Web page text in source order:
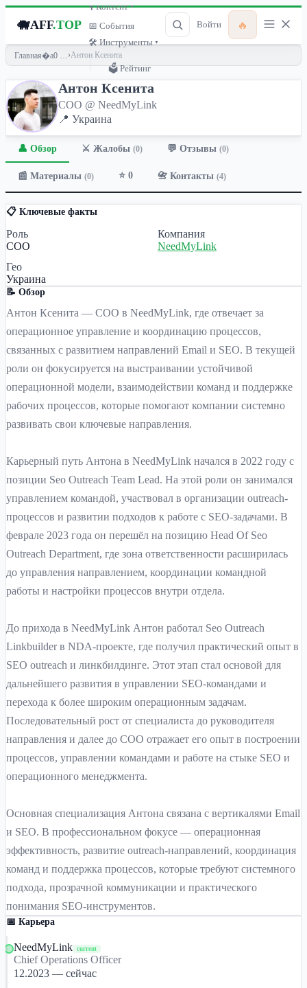
🐗AFF.TOP
🎙 Контент ▾
📅 События
🛠 Инструменты ▾
🗳 Рейтинг
Войти 🔥
Главная ›Антон Ксенита
Антон Ксенита
COO @ NeedMyLink
📍 Украина
👤 Обзор ⚔️ Жалобы (0) 💬 Отзывы (0)
📰 Материалы (0) ⭐ 0 📇 Контакты (4)
📋 Ключевые факты
Роль
COO
Компания
NeedMyLink
Гео
Украина
📝 Обзор
Антон Ксенита — COO в NeedMyLink, где отвечает за
операционное управление и координацию процессов,
связанных с развитием направлений Email и SEO. В текущей
роли он фокусируется на выстраивании устойчивой
операционной модели, взаимодействии команд и поддержке
рабочих процессов, которые помогают компании системно
развивать свои ключевые направления.
Карьерный путь Антона в NeedMyLink начался в 2022 году с
позиции Seo Outreach Team Lead. На этой роли он занимался
управлением командой, участвовал в организации outreach-
процессов и развитии подходов к работе с SEO-задачами. В
феврале 2023 года он перешёл на позицию Head Of Seo
Outreach Department, где зона ответственности расширилась
до управления направлением, координации командной
работы и настройки процессов внутри отдела.
До прихода в NeedMyLink Антон работал Seo Outreach
Linkbuilder в NDA-проекте, где получил практический опыт в
SEO outreach и линкбилдинге. Этот этап стал основой для
дальнейшего развития в управлении SEO-командами и
перехода к более широким операционным задачам.
Последовательный рост от специалиста до руководителя
направления и далее до COO отражает его опыт в построении
процессов, управлении командами и работе на стыке SEO и
операционного менеджмента.
Основная специализация Антона связана с вертикалями Email
и SEO. В профессиональном фокусе — операционная
эффективность, развитие outreach-направлений, координация
команд и поддержка процессов, которые требуют системного
подхода, прозрачной коммуникации и практического
понимания SEO-инструментов.
📅 Карьера
NeedMyLink current
Chief Operations Officer
12.2023 — сейчас